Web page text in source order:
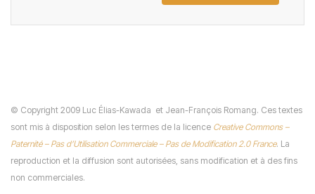
© Copyright 2009 Luc Élias-Kawada et Jean-François Romang. Ces textes
sont mis à disposition selon les termes de la licence Creative Commons –
Paternité – Pas d’Utilisation Commerciale – Pas de Modification 2.0 France. La
reproduction et la diffusion sont autorisées, sans modification et à des fins
non commerciales.